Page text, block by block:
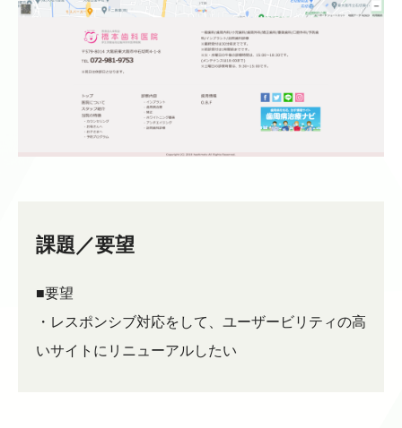
課題／要望
■要望
・レスポンシブ対応をして、ユーザービリティの高
いサイトにリニューアルしたい